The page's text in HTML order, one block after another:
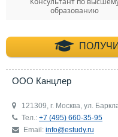
образованию
ООО Канцлер
121309, г. Москва, ул.
Тел.: +7 (495) 660-35-95
Email: info@estudy.ru